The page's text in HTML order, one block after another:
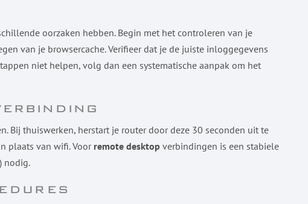
oorzaken hebben. Begin met het controleren van je
van je browsercache. Verifieer dat je de juiste inloggegevens
niet helpen, volg dan een systematische aanpak om het
Bij thuiswerken, herstart je router door deze 30 seconden uit te
plaats van wifi. Voor remote desktop verbindingen is een stabiele
nodig.